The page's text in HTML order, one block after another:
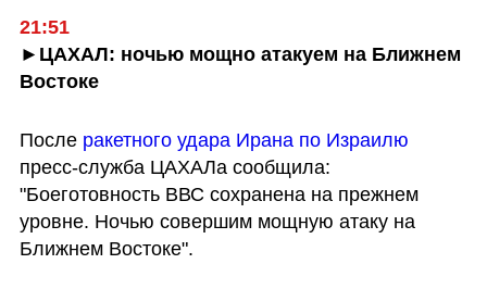
21:51
►ЦАХАЛ: ночью мощно атакуем на Ближнем
Востоке
После ракетного удара Ирана по Израилю
пресс-служба ЦАХАЛа сообщила:
"Боеготовность ВВС сохранена на прежнем
уровне. Ночью совершим мощную атаку на
Ближнем Востоке".